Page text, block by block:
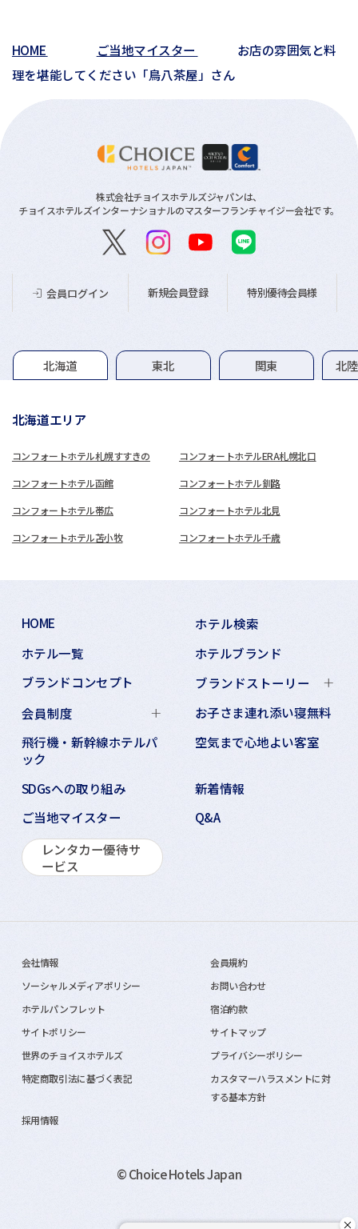
HOME ご当地マイスター
お店の雰囲気と料
理を堪能してください「鳥八茶屋」さん
株式会社チョイスホテルズジャパンは、
チョイスホテルズインターナショナルのマスターフランチャイジー会社です。
会員ログイン 新規会員登録 特別優待会員様
グループホテル一覧
北海道 東北 関東 北
北海道エリア
コンフォートホテル札幌すすきの コンフォートホテルERA札幌北口
コンフォートホテル函館 コンフォートホテル釧路
コンフォートホテル帯広 コンフォートホテル北見
コンフォートホテル苫小牧 コンフォートホテル千歳
HOME
ホテル検索
ホテル一覧
ホテルブランド
ブランドコンセプト
ブランドストーリー
会員制度
お子さま連れ添い寝無料
飛行機・新幹線ホテルパ
ック
空気まで心地よい客室
SDGsへの取り組み
新着情報
ご当地マイスター
Q&A
レンタカー優待サ
ービス
会社情報
会員規約
ソーシャルメディアポリシー
お問い合わせ
ホテルパンフレット
宿泊約款
サイトポリシー
サイトマップ
世界のチョイスホテルズ
プライバシーポリシー
特定商取引法に基づく表記
カスタマーハラスメントに対
する基本方針
採用情報
© Choice Hotels Japan